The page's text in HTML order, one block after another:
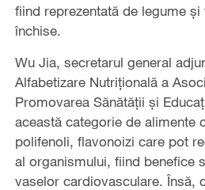
fiind reprezentată de legume
închise.
Wu Jia, secretarul general
Alfabetizare Nutrițională a
Promovarea Sănătății și
această categorie de alimente
polifenoli, flavonoizi care pot
al organismului, fiind benefice
vaselor cardiovasculare. Însă,